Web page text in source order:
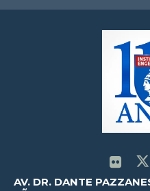
AV. DR. DANTE